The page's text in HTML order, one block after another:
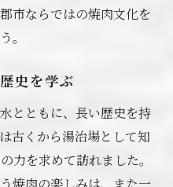
理とサービス
で楽しむ方法
せた楽しみ方
肉の楽しみ方
再発見
を探る
市ならではの焼肉文化を
。
史を学ぶ
とともに、長い歴史を持
古くから湯治場として知
力を求めて訪れました。